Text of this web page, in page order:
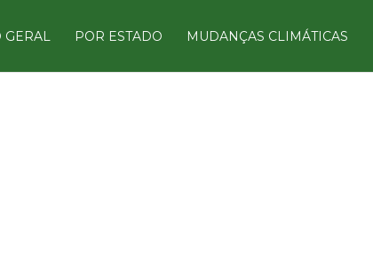
GERAL POR ESTADO MUDANÇAS CLIMÁTICAS